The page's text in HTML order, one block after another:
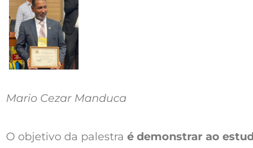
Mario Cezar Manduca
O objetivo da palestra é demonstrar ao